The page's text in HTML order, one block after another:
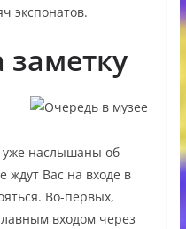
экспонатов.
заметку
уже наслышаны об
ждут Вас на входе в
Во-первых,
входом через